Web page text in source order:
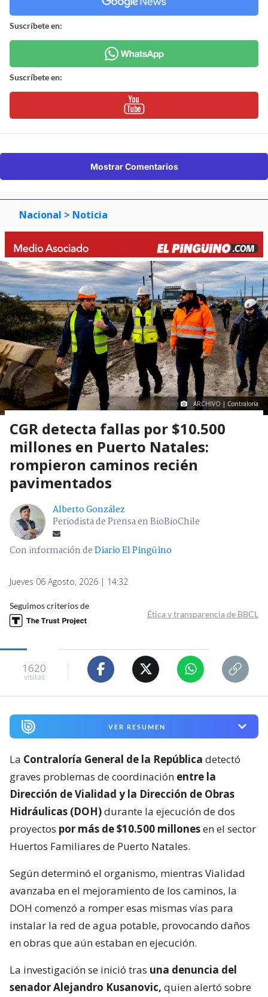
Suscríbete en:
Suscríbete en:
Mostrar Comentarios
Nacional > Noticia
ARCHIVO | Contraloría
CGR detecta fallas por $10.500
millones en Puerto Natales:
rompieron caminos recién
pavimentados
Alberto González
Periodista de Prensa en BioBioChile
Con información deDiario El Pingüino
Jueves 06 Agosto, 2026 | 14:32
Seguimos criterios de
Ética y transparencia de BBCL
1620
visitas
VER RESUMEN
La Contraloría General de la República detectó
graves problemas de coordinación entre la
Dirección de Vialidad y la Dirección de Obras
Hidráulicas (DOH)durante la ejecución de dos
proyectos por más de $10.500 millonesen el sector
Huertos Familiares de Puerto Natales.
Según determinó el organismo, mientras Vialidad
avanzaba en el mejoramiento de los caminos, la
DOH comenzó a romper esas mismas vías para
instalar la red de agua potable, provocando daños
en obras que aún estaban en ejecución.
La investigación se inició tras una denuncia del
senador Alejandro Kusanovic, quien alertó sobre